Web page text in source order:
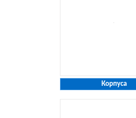
Корпуса